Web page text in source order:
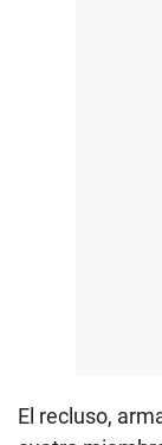
El recluso,